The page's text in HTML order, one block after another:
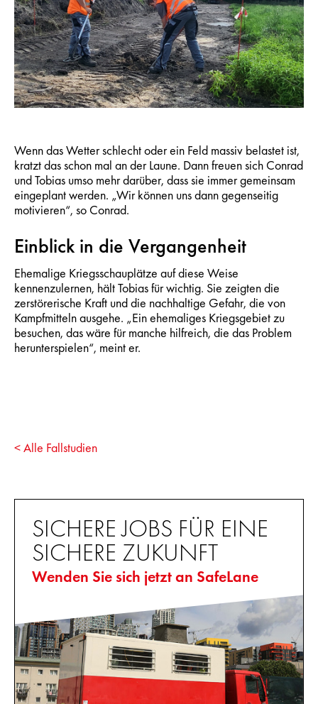
Wenn das Wetter schlecht oder ein Feld massiv belastet ist,
kratzt das schon mal an der Laune. Dann freuen sich Conrad
und Tobias umso mehr darüber, dass sie immer gemeinsam
eingeplant werden. „Wir können uns dann gegenseitig
motivieren“, so Conrad.
Einblick in die Vergangenheit
Ehemalige Kriegsschauplätze auf diese Weise
kennenzulernen, hält Tobias für wichtig. Sie zeigten die
zerstörerische Kraft und die nachhaltige Gefahr, die von
Kampfmitteln ausgehe. „Ein ehemaliges Kriegsgebiet zu
besuchen, das wäre für manche hilfreich, die das Problem
herunterspielen“, meint er.
< Alle Fallstudien
SICHERE JOBS FÜR EINE
SICHERE ZUKUNFT
Wenden Sie sich jetzt an SafeLane